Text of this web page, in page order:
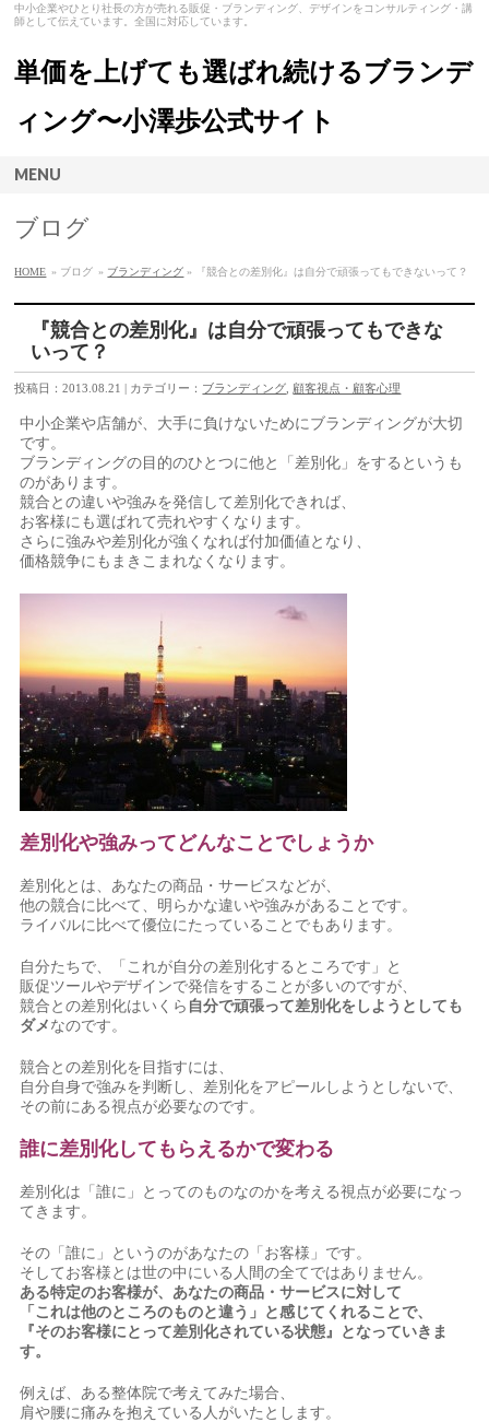
中小企業やひとり社長の方が売れる販促・ブランディング、デザインをコンサルティング・講
師として伝えています。全国に対応しています。
単価を上げても選ばれ続けるブランデ
ィング〜小澤歩公式サイト
MENU
ブログ
HOME » ブログ » ブランディング » 『競合との差別化』は自分で頑張ってもできないって？
『競合との差別化』は自分で頑張ってもできな
いって？
投稿日：2013.08.21 | カテゴリー： ブランディング 顧客視点・顧客心理
中小企業や店舗が、大手に負けないためにブランディングが大切
です。
ブランディングの目的のひとつに他と「差別化」をするというも
のがあります。
競合との違いや強みを発信して差別化できれば、
お客様にも選ばれて売れやすくなります。
さらに強みや差別化が強くなれば付加価値となり、
価格競争にもまきこまれなくなります。
差別化や強みってどんなことでしょうか
差別化とは、あなたの商品・サービスなどが、
他の競合に比べて、明らかな違いや強みがあることです。
ライバルに比べて優位にたっていることでもあります。
自分たちで、「これが自分の差別化するところです」と
販促ツールやデザインで発信をすることが多いのですが、
競合との差別化はいくら 自分で頑張って差別化をしようとしても
ダメ なのです。
競合との差別化を目指すには、
自分自身で強みを判断し、差別化をアピールしようとしないで、
その前にある視点が必要なのです。
誰に差別化してもらえるかで変わる
差別化は「誰に」とってのものなのかを考える視点が必要になっ
てきます。
その「誰に」というのがあなたの「お客様」です。
そしてお客様とは世の中にいる人間の全てではありません。
ある特定のお客様が、あなたの商品・サービスに対して
「これは他のところのものと違う」と感じてくれることで、
『そのお客様にとって差別化されている状態』となっていきま
す。
例えば、ある整体院で考えてみた場合、
肩や腰に痛みを抱えている人がいたとします。